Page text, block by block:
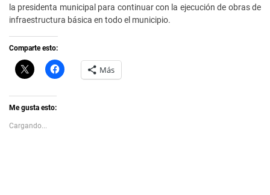
la presidenta municipal para continuar con la ejecución de obras de
infraestructura básica en todo el municipio.
Comparte esto:
C
l
k
t
s
h
H
a Más
Me gusta esto:
Cargando...